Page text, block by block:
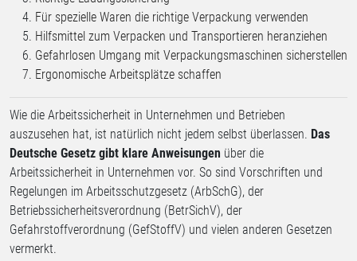
Für spezielle Waren die richtige Verpackung verwenden
Hilfsmittel zum Verpacken und Transportieren heranziehen
Gefahrlosen Umgang mit Verpackungsmaschinen sicherstellen
Ergonomische Arbeitsplätze schaffen
Wie die Arbeitssicherheit in Unternehmen und Betrieben
auszusehen hat, ist natürlich nicht jedem selbst überlassen. Das
Deutsche Gesetz gibt klare Anweisungen über die
Arbeitssicherheit in Unternehmen vor. So sind Vorschriften und
Regelungen im Arbeitsschutzgesetz (ArbSchG), der
Betriebssicherheitsverordnung (BetrSichV), der
Gefahrstoffverordnung (GefStoffV) und vielen anderen Gesetzen
vermerkt.